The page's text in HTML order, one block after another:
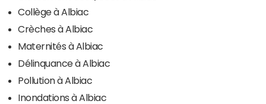
Collège à Albiac
Crèches à Albiac
Maternités à Albiac
Délinquance à Albiac
Pollution à Albiac
Inondations à Albiac